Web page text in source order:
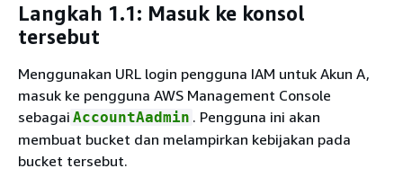
Langkah 1.1: Masuk ke konsol
tersebut
Menggunakan URL login pengguna IAM untuk Akun A,
masuk ke pengguna AWS Management Console
sebagai AccountAadmin . Pengguna ini akan
membuat bucket dan melampirkan kebijakan pada
bucket tersebut.